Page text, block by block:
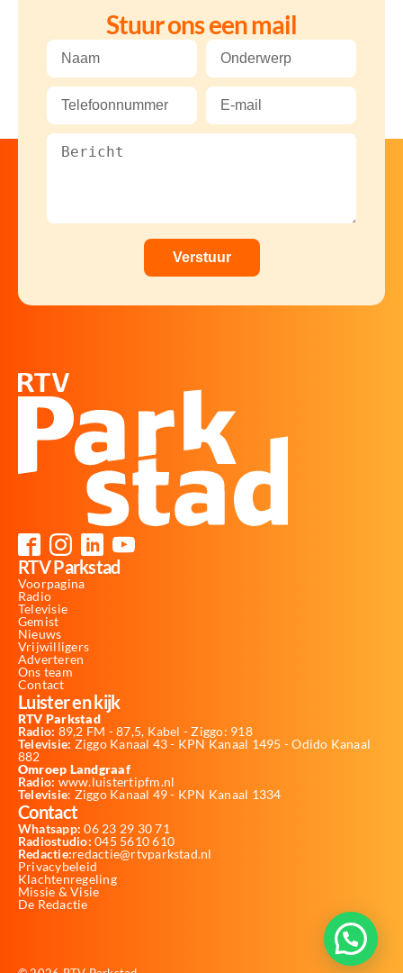
Stuur ons een mail
RTV Parkstad
Voorpagina
Radio
Televisie
Gemist
Nieuws
Vrijwilligers
Adverteren
Ons team
Contact
Luister en kijk
RTV Parkstad
Radio: 89,2 FM - 87,5, Kabel - Ziggo: 918
Televisie: Ziggo Kanaal 43 - KPN Kanaal 1495 - Odido Kanaal
882
Omroep Landgraaf
Radio: www.luistertipfm.nl
Televisie: Ziggo Kanaal 49 - KPN Kanaal 1334
Contact
Whatsapp: 06 23 29 30 71
Radiostudio: 045 5610 610
Redactie:redactie@rtvparkstad.nl
Privacybeleid
Klachtenregeling
Missie & Visie
De Redactie